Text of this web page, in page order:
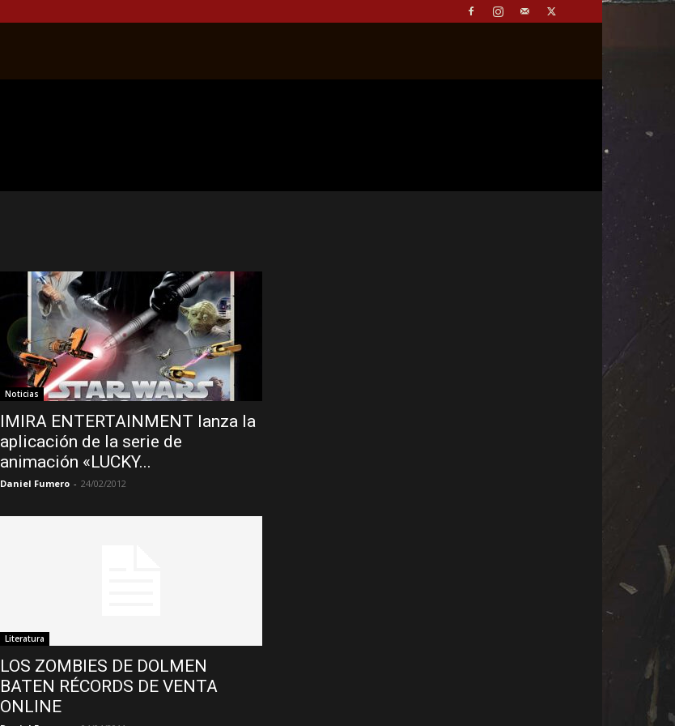
Noticias
IMIRA ENTERTAINMENT lanza la
aplicación de la serie de
animación «LUCKY...
Daniel Fumero - 24/02/2012
Literatura
LOS ZOMBIES DE DOLMEN
BATEN RÉCORDS DE VENTA
ONLINE